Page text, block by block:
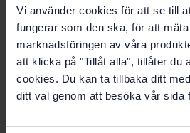
Vi använder cookies för att se till
fungerar som den ska, för att
marknadsföringen av våra
att klicka på "Tillåt alla", tillåter du
cookies. Du kan ta tillbaka ditt
ditt val genom att besöka vår sida
Produktinformation
Framtagen av: